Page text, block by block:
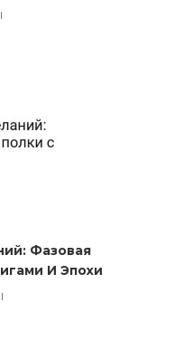
Фазовая
И Эпохи